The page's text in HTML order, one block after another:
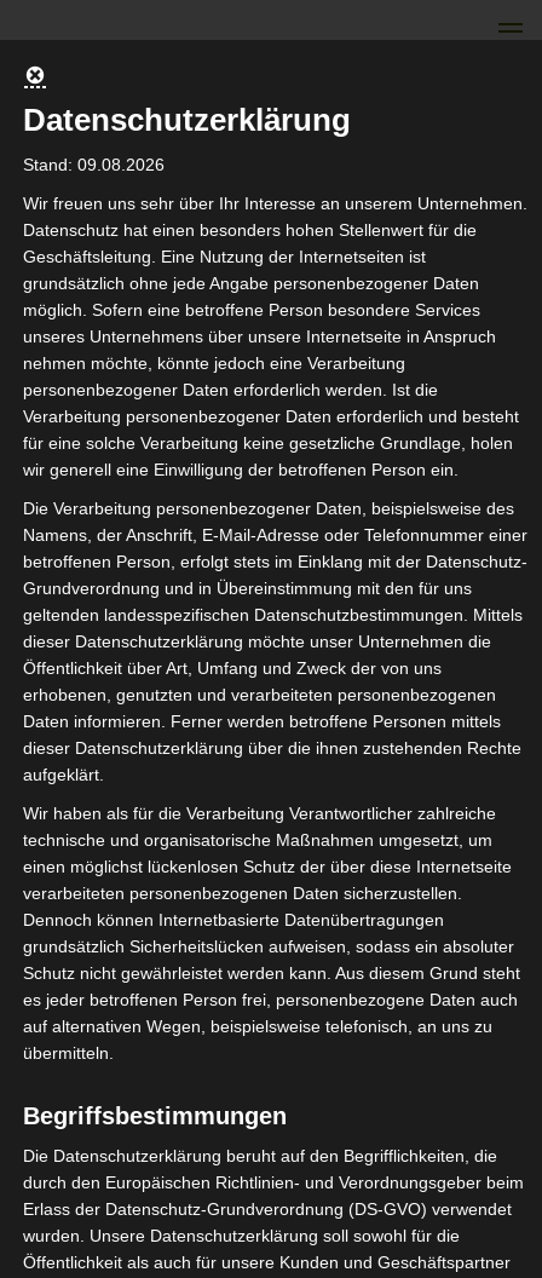
content
TEILBAR Schloss
Hamborn e. V.
Gemeinschaft erFahren
Projektbeschreibung
TEILMOBIL –
GEMEINSCHAFT
erFAHREN
Keine Zeit? Hier gibt’s die Kurzform!
Schloss Hamborn ist ein dorfähnlicher Zusammenhang im
südlichen Paderborner Land. Auf der Paderborner
Hochebene ein gutes Stück außerhalb von Borchen
gelegen, zählt es zu dessen Ortsteil Kirchborchen. Die
Entfernung über Land ins Stadtzentrum Paderborn beträgt
lediglich 7,5 Kilometer.
Demografisch hebt sich Schloss Hamborn von der
Mehrzahl der Dörfer im Umfeld ab. Dank Einrichtungen der
vollstationären Kinder- und Jugendhilfe,
externen Teilnehmer*innen), Waldorfschule und Waldorf-
Förderschule (insgesamt ca. 600 Kinder und Jugendliche),
Hilfen für junge Erwachsene (ambulant betreutes Wohnen)
sowie einer wachsenden Mitarbeiter*innenzahl mit oftmals
kinderreichen Familien ist der Anteil junger Menschen
überdurchschnittlich hoch.
Datenschutzerklärung
Stand: 09.08.2026
Wir freuen uns sehr über Ihr Interesse an unserem Unternehmen.
Datenschutz hat einen besonders hohen Stellenwert für die
Geschäftsleitung. Eine Nutzung der Internetseiten ist
grundsätzlich ohne jede Angabe personenbezogener Daten
möglich. Sofern eine betroffene Person besondere Services
unseres Unternehmens über unsere Internetseite in Anspruch
nehmen möchte, könnte jedoch eine Verarbeitung
personenbezogener Daten erforderlich werden. Ist die
Verarbeitung personenbezogener Daten erforderlich und besteht
für eine solche Verarbeitung keine gesetzliche Grundlage, holen
wir generell eine Einwilligung der betroffenen Person ein.
Die Verarbeitung personenbezogener Daten, beispielsweise des
Namens, der Anschrift, E-Mail-Adresse oder Telefonnummer einer
betroffenen Person, erfolgt stets im Einklang mit der Datenschutz-
Grundverordnung und in Übereinstimmung mit den für uns
geltenden landesspezifischen Datenschutzbestimmungen. Mittels
dieser Datenschutzerklärung möchte unser Unternehmen die
Öffentlichkeit über Art, Umfang und Zweck der von uns
erhobenen, genutzten und verarbeiteten personenbezogenen
Daten informieren. Ferner werden betroffene Personen mittels
dieser Datenschutzerklärung über die ihnen zustehenden Rechte
aufgeklärt.
Wir haben als für die Verarbeitung Verantwortlicher zahlreiche
technische und organisatorische Maßnahmen umgesetzt, um
einen möglichst lückenlosen Schutz der über diese Internetseite
verarbeiteten personenbezogenen Daten sicherzustellen.
Dennoch können Internetbasierte Datenübertragungen
grundsätzlich Sicherheitslücken aufweisen, sodass ein absoluter
Schutz nicht gewährleistet werden kann. Aus diesem Grund steht
es jeder betroffenen Person frei, personenbezogene Daten auch
auf alternativen Wegen, beispielsweise telefonisch, an uns zu
übermitteln.
Begriffsbestimmungen
Die Datenschutzerklärung beruht auf den Begrifflichkeiten, die
durch den Europäischen Richtlinien- und Verordnungsgeber beim
Erlass der Datenschutz-Grundverordnung (DS-GVO) verwendet
wurden. Unsere Datenschutzerklärung soll sowohl für die
Öffentlichkeit als auch für unsere Kunden und Geschäftspartner